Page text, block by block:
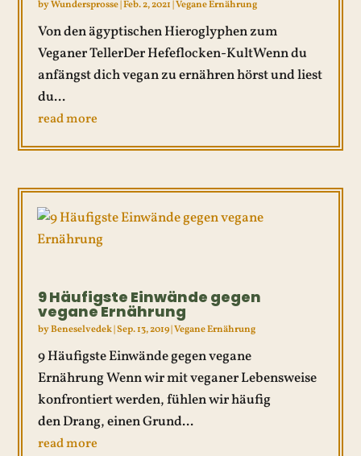
byWundersprosse|Feb. 2, 2021|Vegane Ernährung
Von den ägyptischen Hieroglyphen zum
Veganer TellerDer Hefeflocken-KultWenn du
anfängst dich vegan zu ernähren hörst und liest
du...
read more
9 Häufigste Einwände gegen
vegane Ernährung
byBeneselvedek|Sep. 13, 2019|Vegane Ernährung
9 Häufigste Einwände gegen vegane
Ernährung Wenn wir mit veganer Lebensweise
konfrontiert werden, fühlen wir häufig
den Drang, einen Grund...
read more